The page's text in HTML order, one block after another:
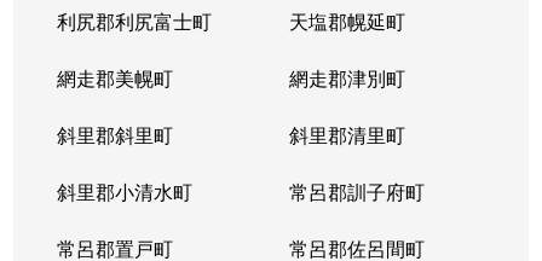
利尻郡利尻富士町 天塩郡幌延町
網走郡美幌町 網走郡津別町
斜里郡斜里町 斜里郡清里町
斜里郡小清水町 常呂郡訓子府町
常呂郡置戸町 常呂郡佐呂間町